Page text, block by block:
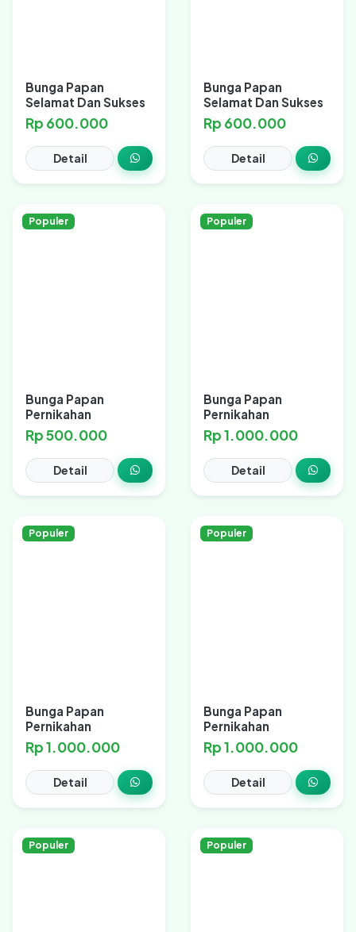
Bunga Papan
Selamat Dan Sukses
Rp 600.000
Detail
Bunga Papan
Selamat Dan Sukses
Rp 600.000
Detail
Populer
Bunga Papan
Pernikahan
Rp 500.000
Detail
Populer
Bunga Papan
Pernikahan
Rp 1.000.000
Detail
Populer
Bunga Papan
Pernikahan
Rp 1.000.000
Detail
Populer
Bunga Papan
Pernikahan
Rp 1.000.000
Detail
Populer Populer